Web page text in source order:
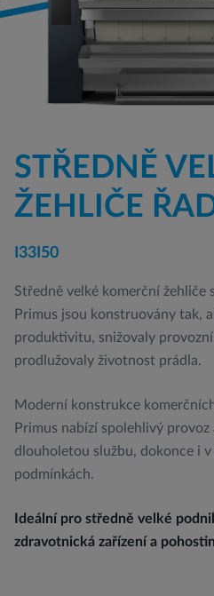
STŘEDNĚ
ŽEHLIČE
I33 I50
Středně velké komerční žehliče
Primus jsou konstruovány tak,
produktivitu, snižovaly provozní
prodlužovaly životnost prádla.
Moderní konstrukce
Primus nabízí spolehlivý
dlouholetou službu, dokonce i
podmínkách.
Ideální pro středně velké
zdravotnická zařízení a